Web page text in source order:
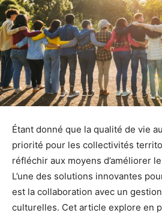
Étant donné que la qualité de vie
priorité pour les collectivités
réfléchir aux moyens d’améliorer
L’une des solutions innovantes
est la collaboration avec un
culturelles. Cet article explore en